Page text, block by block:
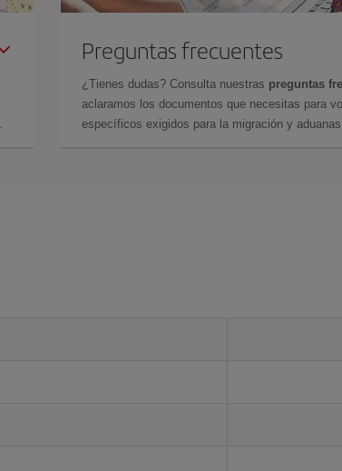
Preguntas frecuentes
¿Tienes dudas? Consulta nuestras preguntas
aclaramos los documentos que necesitas para
específicos exigidos para la migración y aduanas.